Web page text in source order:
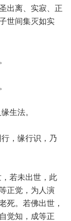
出离、实寂、正
世间集灭如实
生法。
，缘行识，乃
若未出世，此
正觉，为人演
死。若佛出世，
觉知，成等正